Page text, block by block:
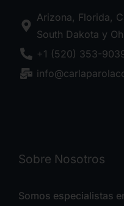
Arizona, Florida,
South Dakota y
+1 (520) 353-
Sobre Nosotros
Somos especialistas